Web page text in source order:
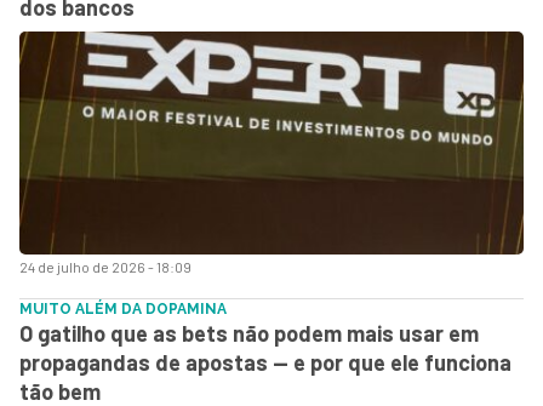
24 de julho de 2026 - 18:09
dos bancos
MUITO ALÉM DA DOPAMINA
O gatilho que as bets não podem mais usar em
propagandas de apostas — e por que ele funciona
tão bem